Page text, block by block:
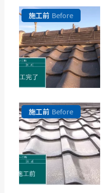
施工前 Before
施工前 Before